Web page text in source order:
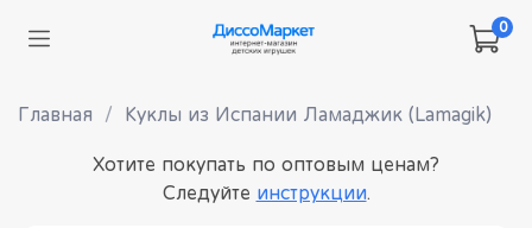
0
Главная Куклы из Испании Ламаджик (Lamagik)
Хотите покупать по оптовым ценам?
Следуйте инструкции.